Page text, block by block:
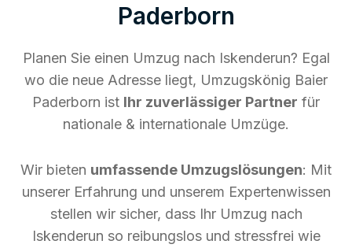
Paderborn
Planen Sie einen Umzug nach Iskenderun? Egal
wo die neue Adresse liegt, Umzugskönig Baier
Paderborn ist Ihr zuverlässiger Partner für
nationale & internationale Umzüge.
Wir bieten umfassende Umzugslösungen: Mit
unserer Erfahrung und unserem Expertenwissen
stellen wir sicher, dass Ihr Umzug nach
Iskenderun so reibungslos und stressfrei wie